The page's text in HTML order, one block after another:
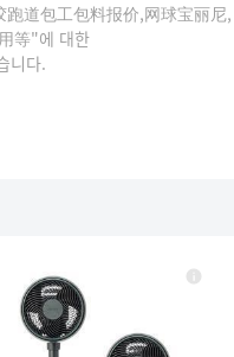
道包工包料报价,网球宝丽尼,
等"에 대한
니다.